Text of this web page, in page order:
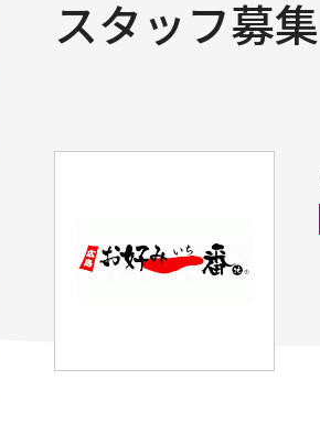
スタッフ募集